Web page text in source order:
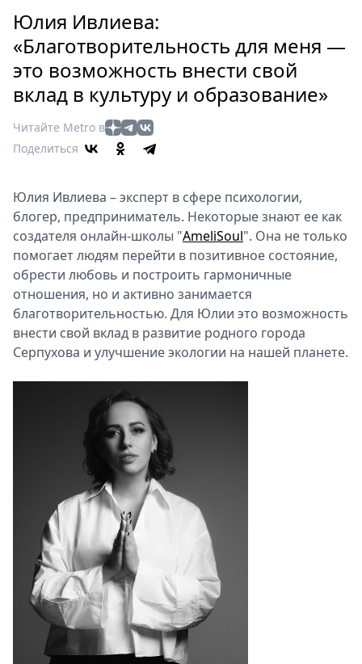
Россия
Мир
Здоровье
Еда
Туризм
Мода
Театр
Афиша
Книги
Выставки
Пресс-
релизы
О
Metro
Стримы
Спецпроекты
Звезды
Выборы
2026
Скачай
Metro
Юлия Ивлиева:
«Благотворительность для меня —
это возможность внести свой
вклад в культуру и образование»
Читайте Metro в
Поделиться
Юлия Ивлиева – эксперт в сфере психологии,
блогер, предприниматель. Некоторые знают ее как
создателя онлайн-школы "AmeliSoul". Она не только
помогает людям перейти в позитивное состояние,
обрести любовь и построить гармоничные
отношения, но и активно занимается
благотворительностью. Для Юлии это возможность
внести свой вклад в развитие родного города
Серпухова и улучшение экологии на нашей планете.